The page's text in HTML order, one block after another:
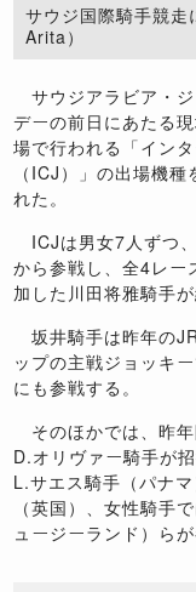
サウジ国際騎手競
Arita）
サウジアラビア・
デーの前日にあたる
場で行われる「イン
（ ICJ ）」の出場機種
れた。
ICJは男女7 人ずつ
から参戦し、全4レー
加した川田将雅騎手
坂井騎手は昨年の
ップの主戦ジョッキ
にも参戦する。
そのほかでは、昨
D.オリヴァー騎手が
L.サエス騎手（パナ
（英国）、女性騎手
ュージーランド）ら